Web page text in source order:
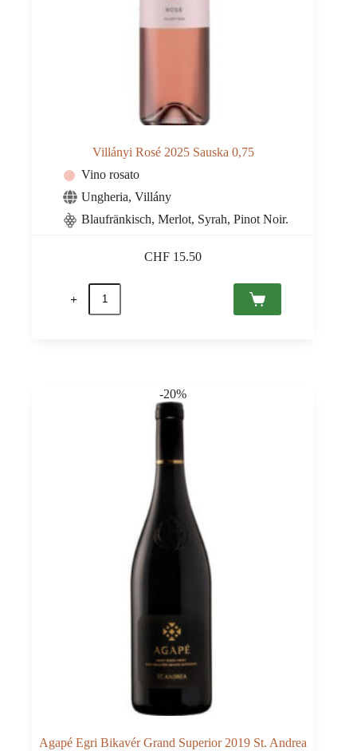
Villányi Rosé 2025 Sauska 0,75
Vino rosato
Ungheria, Villány
Blaufränkisch, Merlot, Syrah, Pinot Noir.
CHF 15.50
Villányi
Rosé
2025
-20%
Agapé Egri Bikavér Grand Superior 2019 St. Andrea